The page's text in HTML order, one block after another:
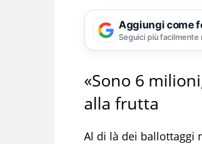
Aggiungi come
Seguici più
«Sono 6
alla frutta
Al di là dei ballottaggi